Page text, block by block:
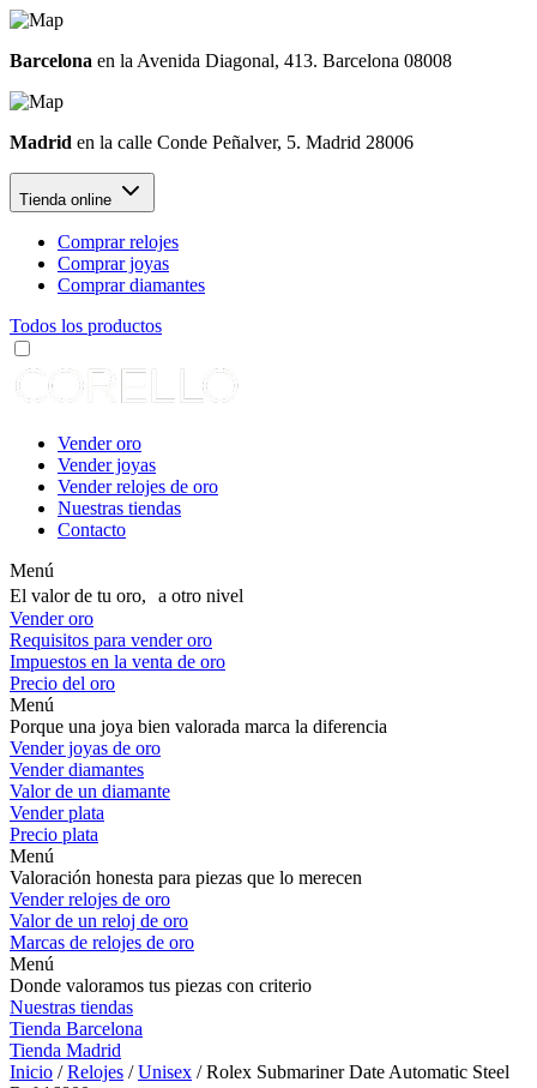
Barcelona en la Avenida Diagonal, 413. Barcelona 08008
Madrid en la calle Conde Peñalver, 5. Madrid 28006
Tienda online
Comprar relojes
Comprar joyas
Comprar diamantes
Todos los productos
Vender oro
Vender joyas
Vender relojes de oro
Nuestras tiendas
Contacto
Menú
El valor de tu oro, a otro nivel
Vender oro
Requisitos para vender oro
Impuestos en la venta de oro
Precio del oro
Menú
Porque una joya bien valorada marca la diferencia
Vender joyas de oro
Vender diamantes
Valor de un diamante
Vender plata
Precio plata
Menú
Valoración honesta para piezas que lo merecen
Vender relojes de oro
Valor de un reloj de oro
Marcas de relojes de oro
Menú
Donde valoramos tus piezas con criterio
Nuestras tiendas
Tienda Barcelona
Tienda Madrid
Inicio /Relojes /Unisex / Rolex Submariner Date Automatic Steel